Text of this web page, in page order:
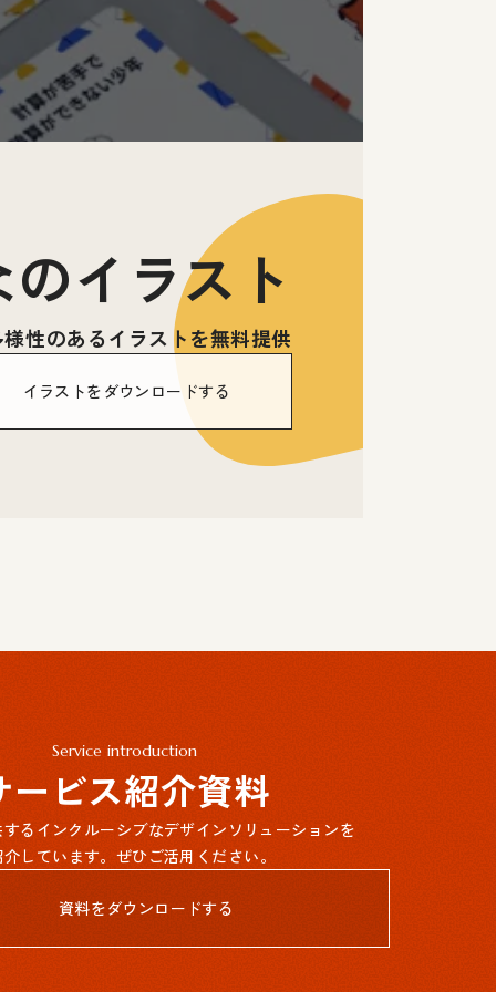
イラスト
性のあるイラストを無料提供
イラストをダウンロードする
Service introduction
ービス紹介資料
するインクルーシブなデザインソリューションを
しています。ぜひご活用ください。
資料をダウンロードする